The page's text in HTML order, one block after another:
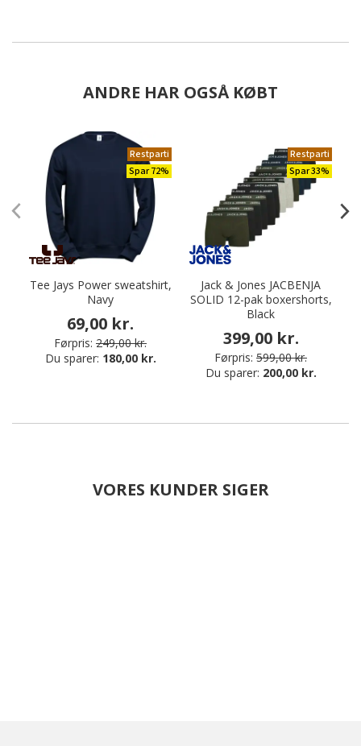
ANDRE HAR OGSÅ KØBT
Restparti
Spar 72%
Tee Jays Power sweatshirt,
Navy
69,00 kr.
Førpris: 249,00 kr.
Du sparer: 180,00 kr.
Restparti
Spar 33%
Jack & Jones JACBENJA
SOLID 12-pak boxershorts,
Black
399,00 kr.
Førpris: 599,00 kr.
Du sparer: 200,00 kr.
VORES KUNDER SIGER